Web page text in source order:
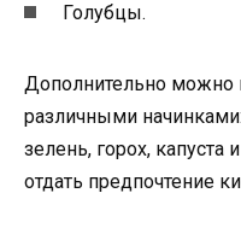
Голубцы.
Дополнительно можно
различными
зелень, горох, капуста
отдать предпочтение